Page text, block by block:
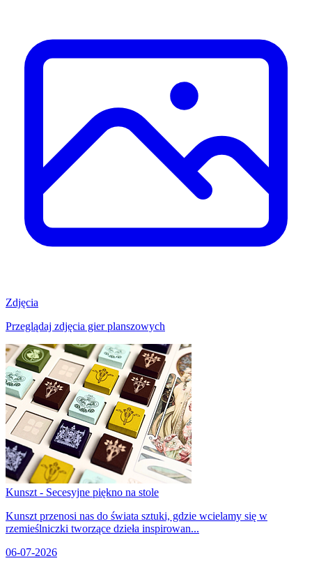
Zdjęcia
Przeglądaj zdjęcia gier planszowych
Kunszt - Secesyjne piękno na stole
Kunszt przenosi nas do świata sztuki, gdzie wcielamy się w
rzemieślniczki tworzące dzieła inspirowan...
06-07-2026